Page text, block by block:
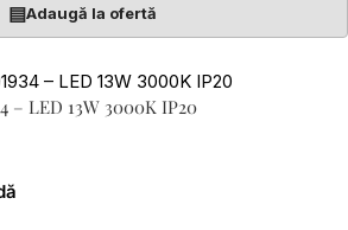
▤Adaugă la ofertă
– LED 13W 3000K IP20